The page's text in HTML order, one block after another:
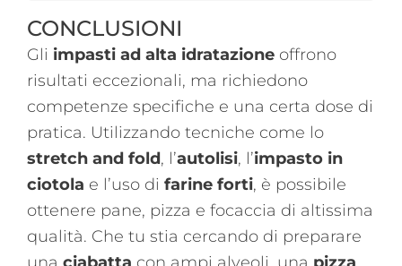
CONCLUSIONI
Gli impasti ad alta idratazione offrono
risultati eccezionali, ma richiedono
competenze specifiche e una certa dose di
pratica. Utilizzando tecniche come lo
stretch and fold, l’autolisi, l’impasto in
ciotola e l’uso di farine forti, è possibile
ottenere pane, pizza e focaccia di altissima
qualità. Che tu stia cercando di preparare